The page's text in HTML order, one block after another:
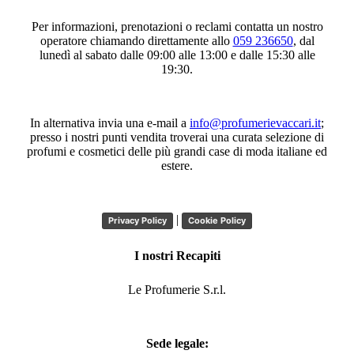
Per informazioni, prenotazioni o reclami contatta un nostro
operatore chiamando direttamente allo 059 236650, dal
lunedì al sabato dalle 09:00 alle 13:00 e dalle 15:30 alle
19:30.
In alternativa invia una e-mail a info@profumerievaccari.it;
presso i nostri punti vendita troverai una curata selezione di
profumi e cosmetici delle più grandi case di moda italiane ed
estere.
Privacy Policy | Cookie Policy
I nostri Recapiti
Le Profumerie S.r.l.
Sede legale: